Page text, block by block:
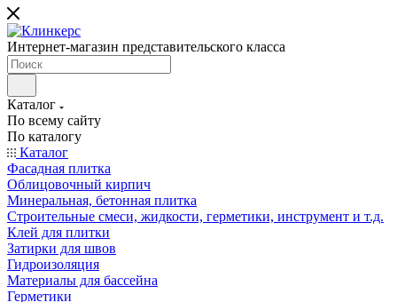
Интернет-магазин представительского класса
Каталог
По всему сайту
По каталогу
Каталог
Фасадная плитка
Облицовочный кирпич
Минеральная, бетонная плитка
Строительные смеси, жидкости, герметики, инструмент и т.д.
Клей для плитки
Затирки для швов
Гидроизоляция
Материалы для бассейна
Герметики